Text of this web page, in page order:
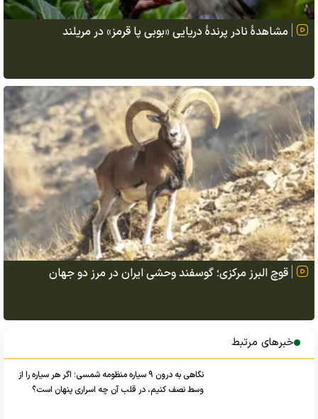
مشاهدهٔ نادر پرندهٔ دریایی «بوبی پا قرمز» در مریلند
قوچ البرز مرکزی؛ گوسفند وحشی ایران در مرز دو جهان
خبرهای مرتبط
نگاهی به درون ۹ سیاره منظومه شمسی؛ اگر هر سیاره را از
وسط نصف کنیم، در قلب آن چه اسراری پنهان است؟